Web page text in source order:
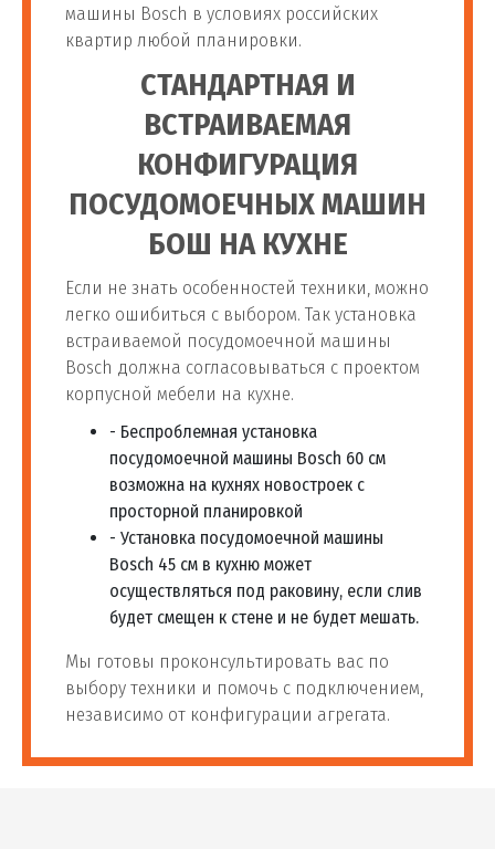
машины Bosch в условиях российских
квартир любой планировки.
СТАНДАРТНАЯ И
ВСТРАИВАЕМАЯ
КОНФИГУРАЦИЯ
ПОСУДОМОЕЧНЫХ МАШИН
БОШ НА КУХНЕ
Если не знать особенностей техники, можно
легко ошибиться с выбором. Так установка
встраиваемой посудомоечной машины
Bosch должна согласовываться с проектом
корпусной мебели на кухне.
- Беспроблемная установка
посудомоечной машины Bosch 60 см
возможна на кухнях новостроек с
просторной планировкой
- Установка посудомоечной машины
Bosch 45 см в кухню может
осуществляться под раковину, если слив
будет смещен к стене и не будет мешать.
Мы готовы проконсультировать вас по
выбору техники и помочь с подключением,
независимо от конфигурации агрегата.